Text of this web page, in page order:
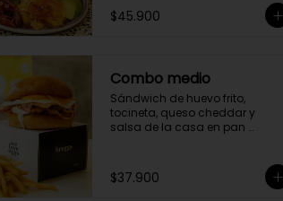
acompañante y bebida a
elección.
$45.900
Combo medio
Sándwich de huevo frito,
tocineta, queso cheddar y
salsa de la casa en pan
$37.900